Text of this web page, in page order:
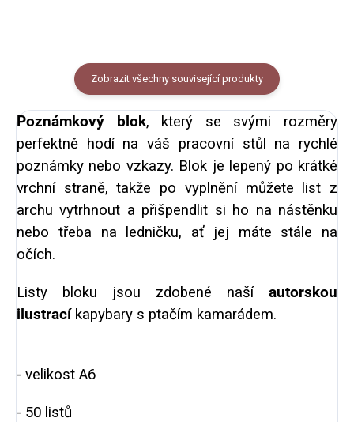
Zobrazit všechny související produkty
Poznámkový blok, který se svými rozměry
perfektně hodí na váš pracovní stůl na rychlé
poznámky nebo vzkazy. Blok je lepený po krátké
vrchní straně, takže po vyplnění můžete list z
archu vytrhnout a přišpendlit si ho na nástěnku
nebo třeba na ledničku, ať jej máte stále na
očích.
Listy bloku jsou zdobené naší autorskou
ilustracíkapybary s ptačím kamarádem.
- velikost A6
- 50 listů